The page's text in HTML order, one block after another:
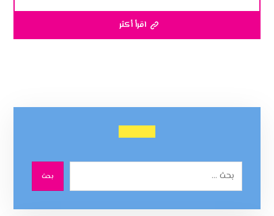
اقرأ أكثر
بحث